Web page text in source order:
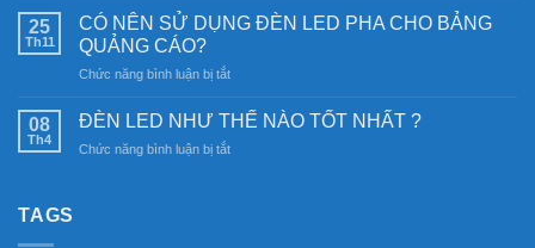
Khám
nghệ
sáng
sao
Đèn
Nam
6SS-
25
Th11
CÓ NÊN SỬ DỤNG ĐÈN LED PHA CHO BẢNG
QUẢNG CÁO?
Chức năng bình luận bị tắtở
NÊN
DỤNG
08
Th4
ĐÈN LED NHƯ THẾ NÀO TỐT NHẤT ?
Chức năng bình luận bị tắtở
TAGS